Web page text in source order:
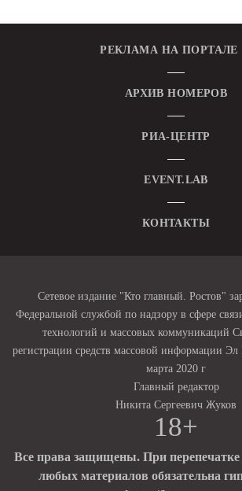
РЕКЛАМА НА ПОРТАЛЕ
АРХИВ НОМЕРОВ
РИА-ЦЕНТР
EVENT.LAB
КОНТАКТЫ
Сетевое издание "Кто главный. Ростов"
Федеральной службой по надзору в сфере
технологий и массовых коммуникаций
регистрации средств массовой информации
марта 2020 г
Главный редактор
Никита Сергеевич Жуков
18+
Все права защищены. При перепечатке
любых материалов обязательна